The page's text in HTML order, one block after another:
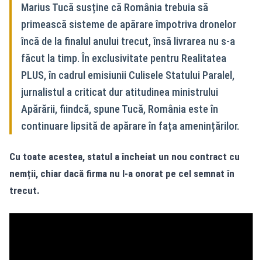
Marius Tucă susține că România trebuia să
primească sisteme de apărare împotriva dronelor
încă de la finalul anului trecut, însă livrarea nu s-a
făcut la timp. În exclusivitate pentru Realitatea
PLUS, în cadrul emisiunii Culisele Statului Paralel,
jurnalistul a criticat dur atitudinea ministrului
Apărării, fiindcă, spune Tucă, România este în
continuare lipsită de apărare în fața amenințărilor.
Cu toate acestea, statul a încheiat un nou contract cu
nemții, chiar dacă firma nu l-a onorat pe cel semnat în
trecut.